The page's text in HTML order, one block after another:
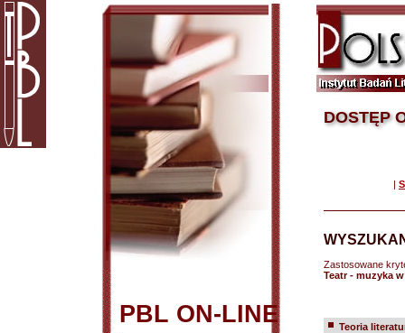
PBL ON-LINE
DOSTĘP
|
Zastosowane
Teatr - muzyka
Teoria